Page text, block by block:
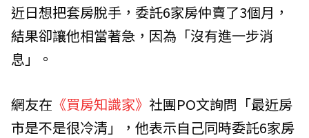
近日想把套房脫手，委託6家房仲賣了3個月，
結果卻讓他相當著急，因為「沒有進一步消
息」。
網友在 《買房知識家》 社團PO文詢問「最近房
市是不是很冷清」，他表示自己同時委託6家房